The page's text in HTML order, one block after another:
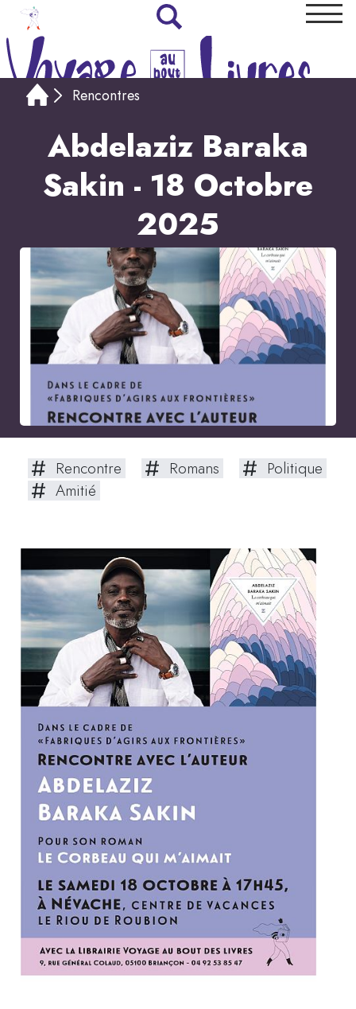
Rencontres
Abdelaziz Baraka
Sakin - 18 Octobre
2025
Rencontre Romans
Politique
Amitié